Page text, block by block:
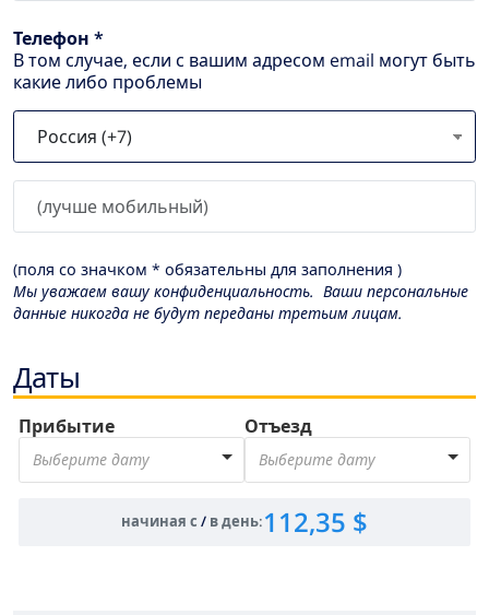
Телефон *
В том случае, если с вашим адресом email могут быть
какие либо проблемы
(поля со значком * обязательны для заполнения )
Мы уважаем вашу конфиденциальность. Ваши персональные
данные никогда не будут переданы третьим лицам.
Даты
Прибытие
Выберите дату
Отъезд
Выберите дату
начиная с / в день:112,35 $